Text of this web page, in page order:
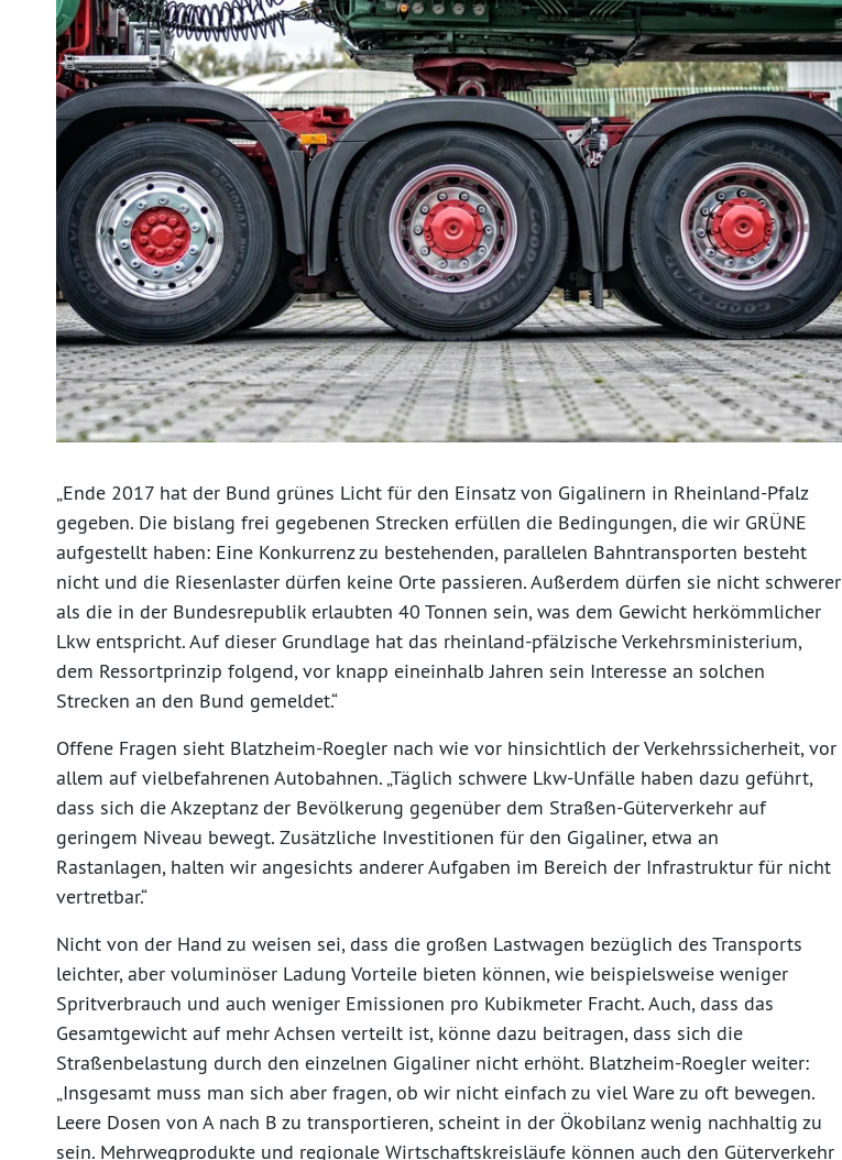
„Ende 2017 hat der Bund grünes Licht für den Einsatz von Gigalinern in Rheinland-Pfalz
gegeben. Die bislang frei gegebenen Strecken erfüllen die Bedingungen, die wir GRÜNE
aufgestellt haben: Eine Konkurrenz zu bestehenden, parallelen Bahntransporten besteht
nicht und die Riesenlaster dürfen keine Orte passieren. Außerdem dürfen sie nicht schwerer
als die in der Bundesrepublik erlaubten 40 Tonnen sein, was dem Gewicht herkömmlicher
Lkw entspricht. Auf dieser Grundlage hat das rheinland-pfälzische Verkehrsministerium,
dem Ressortprinzip folgend, vor knapp eineinhalb Jahren sein Interesse an solchen
Strecken an den Bund gemeldet.“
Offene Fragen sieht Blatzheim-Roegler nach wie vor hinsichtlich der Verkehrssicherheit, vor
allem auf vielbefahrenen Autobahnen. „Täglich schwere Lkw-Unfälle haben dazu geführt,
dass sich die Akzeptanz der Bevölkerung gegenüber dem Straßen-Güterverkehr auf
geringem Niveau bewegt. Zusätzliche Investitionen für den Gigaliner, etwa an
Rastanlagen, halten wir angesichts anderer Aufgaben im Bereich der Infrastruktur für nicht
vertretbar.“
Nicht von der Hand zu weisen sei, dass die großen Lastwagen bezüglich des Transports
leichter, aber voluminöser Ladung Vorteile bieten können, wie beispielsweise weniger
Spritverbrauch und auch weniger Emissionen pro Kubikmeter Fracht. Auch, dass das
Gesamtgewicht auf mehr Achsen verteilt ist, könne dazu beitragen, dass sich die
Straßenbelastung durch den einzelnen Gigaliner nicht erhöht. Blatzheim-Roegler weiter:
„Insgesamt muss man sich aber fragen, ob wir nicht einfach zu viel Ware zu oft bewegen.
Leere Dosen von A nach B zu transportieren, scheint in der Ökobilanz wenig nachhaltig zu
sein. Mehrwegprodukte und regionale Wirtschaftskreisläufe können auch den Güterverkehr